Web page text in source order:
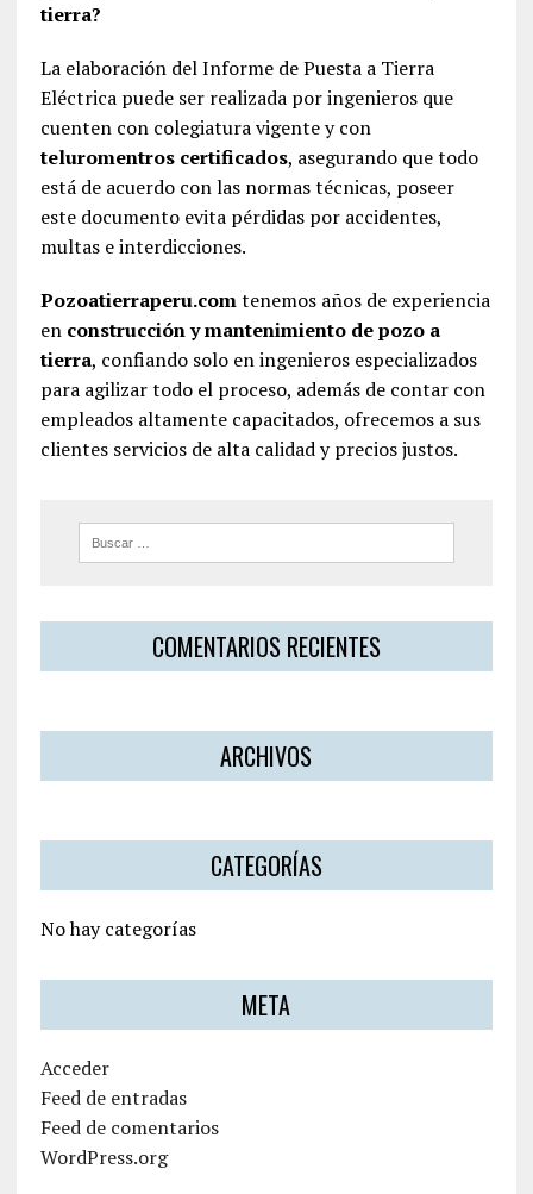
tierra?
La elaboración del Informe de Puesta a Tierra
Eléctrica puede ser realizada por ingenieros que
cuenten con colegiatura vigente y con
teluromentros certificados, asegurando que todo
está de acuerdo con las normas técnicas, poseer
este documento evita pérdidas por accidentes,
multas e interdicciones.
Pozoatierraperu.comtenemos años de experiencia
en construcción y mantenimiento de pozo a
tierra, confiando solo en ingenieros especializados
para agilizar todo el proceso, además de contar con
empleados altamente capacitados, ofrecemos a sus
clientes servicios de alta calidad y precios justos.
COMENTARIOS RECIENTES
ARCHIVOS
CATEGORÍAS
No hay categorías
META
Acceder
Feed de entradas
Feed de comentarios
WordPress.org